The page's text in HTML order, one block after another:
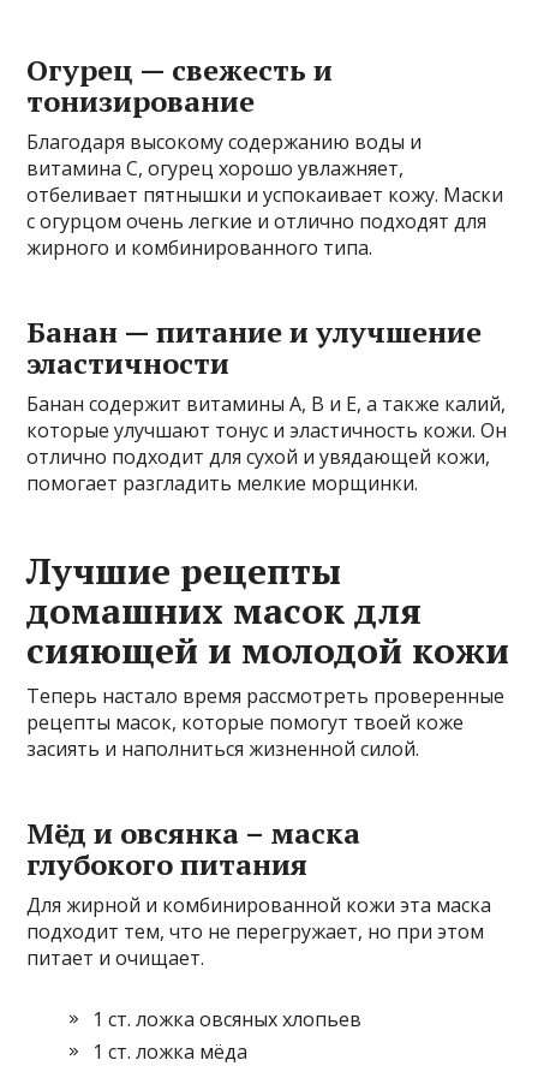
Огурец — свежесть и
тонизирование
Благодаря высокому содержанию воды и
витамина С, огурец хорошо увлажняет,
отбеливает пятнышки и успокаивает кожу. Маски
с огурцом очень легкие и отлично подходят для
жирного и комбинированного типа.
Банан — питание и улучшение
эластичности
Банан содержит витамины A, B и E, а также калий,
которые улучшают тонус и эластичность кожи. Он
отлично подходит для сухой и увядающей кожи,
помогает разгладить мелкие морщинки.
Лучшие рецепты
домашних масок для
сияющей и молодой кожи
Теперь настало время рассмотреть проверенные
рецепты масок, которые помогут твоей коже
засиять и наполниться жизненной силой.
Мёд и овсянка – маска
глубокого питания
Для жирной и комбинированной кожи эта маска
подходит тем, что не перегружает, но при этом
питает и очищает.
1 ст. ложка овсяных хлопьев
1 ст. ложка мёда